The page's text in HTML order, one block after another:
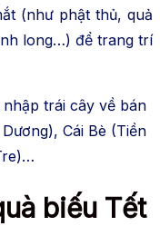
(như phật thủ, quả
long…) để trang trí
trái cây về bán
Cái Bè (Tiền
biếu Tết